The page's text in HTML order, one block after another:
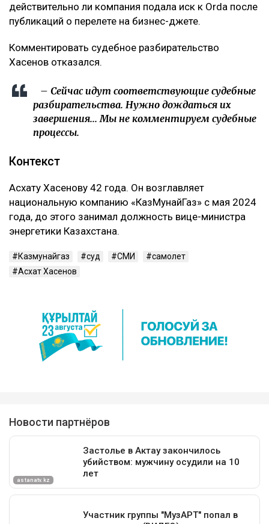
действительно ли компания подала иск к Orda после
публикаций о перелете на бизнес-джете.
Комментировать судебное разбирательство
Хасенов отказался.
– Сейчас идут соответствующие судебные
разбирательства. Нужно дождаться их
завершения... Мы не комментируем судебные
процессы.
Контекст
Асхату Хасенову 42 года. Он возглавляет
национальную компанию «КазМунайГаз» с мая 2024
года, до этого занимал должность вице-министра
энергетики Казахстана.
Казмунайгаз суд СМИ
самолет
Асхат Хасенов